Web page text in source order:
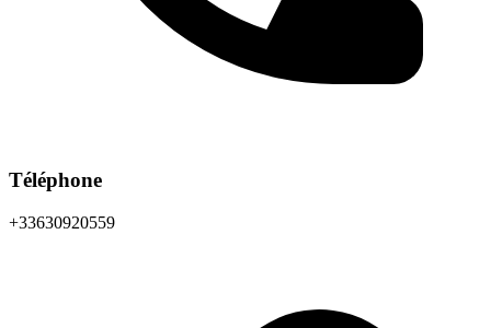
Téléphone
+33630920559